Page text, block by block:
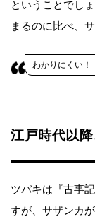
ということでし
まるのに比べ、
わかりにくい
江戸時代以
ツバキは『古事
すが、サザンカ